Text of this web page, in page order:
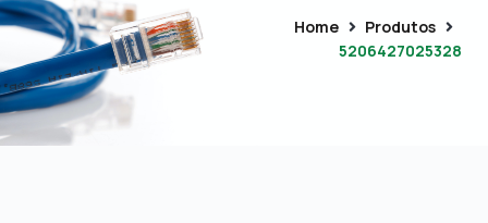
Home
Produtos
5206427025328